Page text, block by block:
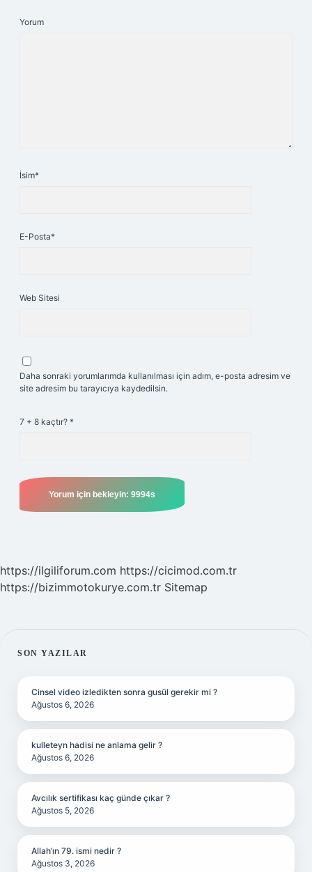
Yorum
İsim*
E-Posta*
Web Sitesi
Daha sonraki yorumlarımda kullanılması için adım, e-posta adresim ve
site adresim bu tarayıcıya kaydedilsin.
7 + 8 kaçtır? *
https://ilgiliforum.com https://cicimod.com.tr
https://bizimmotokurye.com.tr Sitemap
SIDEBAR
SON YAZILAR
Cinsel video izledikten sonra gusül gerekir mi ?
Ağustos 6, 2026
kulleteyn hadisi ne anlama gelir ?
Ağustos 6, 2026
Avcılık sertifikası kaç günde çıkar ?
Ağustos 5, 2026
Allah’ın 79. ismi nedir ?
Ağustos 3, 2026